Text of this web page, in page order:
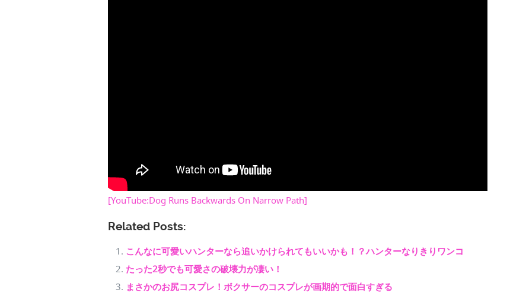
[YouTube:Dog Runs Backwards On Narrow Path]
Related Posts:
こんなに可愛いハンターなら追いかけられてもいいかも！？ハンターなりきりワンコ
たった2秒でも可愛さの破壊力が凄い！
まさかのお尻コスプレ！ボクサーのコスプレが画期的で面白すぎる